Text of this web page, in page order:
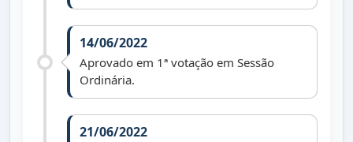
14/06/2022
Aprovado em 1ª votação em Sessão
Ordinária.
21/06/2022